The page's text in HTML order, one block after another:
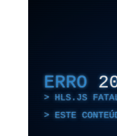
ERRO
HLS.JS
ESTE